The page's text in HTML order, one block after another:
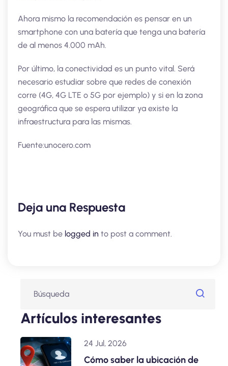
Ahora mismo la recomendación es pensar en un
smartphone con una batería que tenga una batería
de al menos 4.000 mAh.
Por último, la conectividad es un punto vital. Será
necesario estudiar sobre que redes de conexión
corre (4G, 4G LTE o 5G por ejemplo) y si en la zona
geográfica que se espera utilizar ya existe la
infraestructura para las mismas.
Fuente:unocero.com
Deja una Respuesta
You must be logged in to post a comment.
Artículos interesantes
24 Jul, 2026
Cómo saber la ubicación de